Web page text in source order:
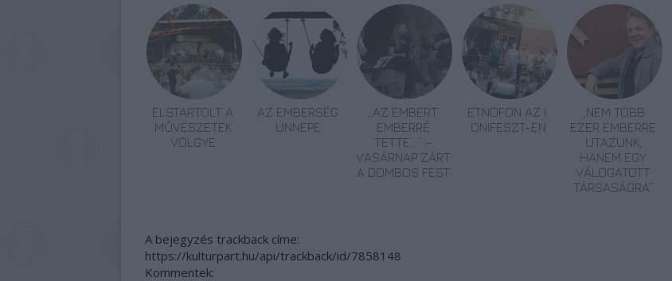
ELSTARTOLT A
MŰVÉSZETEK
VÖLGYE
AZ EMBERSÉG
ÜNNEPE
„AZ EMBERT
EMBERRÉ
TETTE…” –
VASÁRNAP ZÁRT
A DOMBOS FEST
ETNOFON AZ I.
ONIFESZT-EN
„NEM TÖBB
EZER EMBERRE
UTAZUNK,
HANEM EGY
VÁLOGATOTT
TÁRSASÁGRA”
A bejegyzés trackback címe:
https://kulturpart.hu/api/trackback/id/7858148
Kommentek: